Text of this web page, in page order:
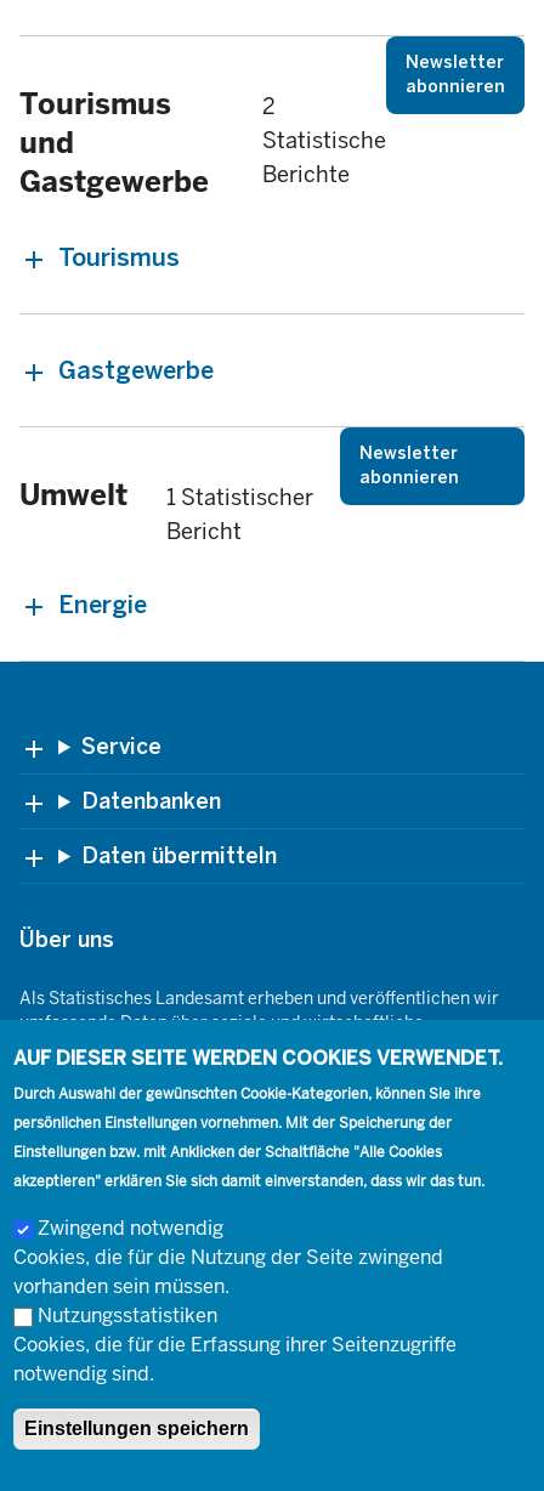
Tourismus
und
Gastgewerbe
2
Statistische
Berichte
Newsletter
abonnieren
Tourismus
Gastgewerbe
Umwelt
1 Statistischer
Bericht
Newsletter
abonnieren
Energie
Footer Service
Datenbanken
Daten übermitteln
Über uns
Als Statistisches Landesamt erheben und veröffentlichen wir
umfassende Daten über soziale und wirtschaftliche
Gegebenheiten. Dabei sind wir den Grundsätzen der Neutralität,
Objektivität, wissenschaftlichen Unabhängigkeit und der
statistischen Geheimhaltung verpflichtet.
Footer
Kontakt
Kontakt Presse Karriere
Social
Footer
Impressum
© Landesbetrieb Information und Technik Nordrhein-Westfalen
(IT.NRW)
Impressum Datenschutz
AUF DIESER SEITE WERDEN COOKIES VERWENDET.
Durch Auswahl der gewünschten Cookie-Kategorien, können Sie ihre
persönlichen Einstellungen vornehmen. Mit der Speicherung der
Einstellungen bzw. mit Anklicken der Schaltfläche "Alle Cookies
akzeptieren" erklären Sie sich damit einverstanden, dass wir das tun.
Zwingend notwendig
Cookies, die für die Nutzung der Seite zwingend
vorhanden sein müssen.
Nutzungsstatistiken
Cookies, die für die Erfassung ihrer Seitenzugriffe
notwendig sind.
Einstellungen speichern